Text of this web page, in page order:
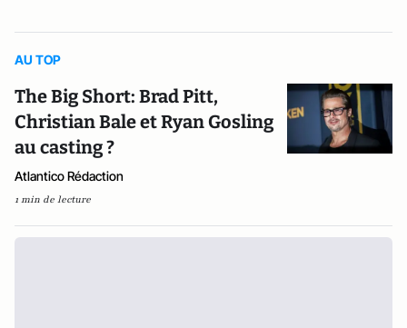
AU TOP
The Big Short: Brad Pitt,
Christian Bale et Ryan Gosling
au casting ?
Atlantico Rédaction
1 min de lecture